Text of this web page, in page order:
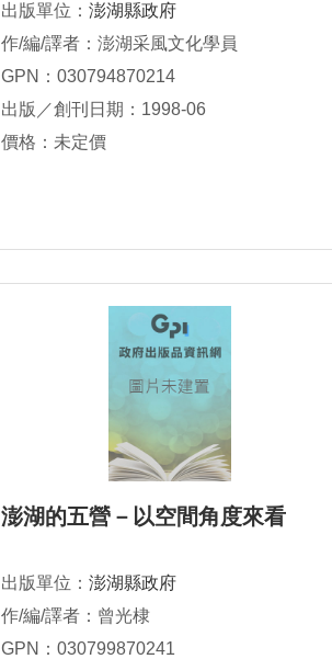
出版單位： 澎湖縣政府
作/編/譯者：澎湖采風文化學員
GPN：030794870214
出版／創刊日期：1998-06
價格：未定價
澎湖的五營－以空間角度來看
出版單位： 澎湖縣政府
作/編/譯者：曾光棣
GPN：030799870241